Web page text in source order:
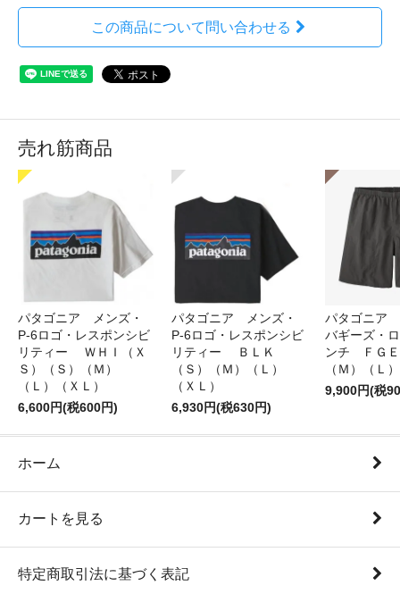
この商品について問い合わせる
売れ筋商品
パタゴニア メンズ・
P-6ロゴ・レスポンシビ
リティー ＷＨＩ（Ｘ
Ｓ）（Ｓ）（Ｍ）
（Ｌ）（ＸＬ）
6,600円(税600円)
パタゴニア メンズ・
P-6ロゴ・レスポンシビ
リティー ＢＬＫ
（Ｓ）（Ｍ）（Ｌ）
（ＸＬ）
6,930円(税630円)
パタゴニア
バギーズ・
ンチ ＦＧ
（Ｍ）（Ｌ
9,900円(税
ホーム
カートを見る
特定商取引法に基づく表記